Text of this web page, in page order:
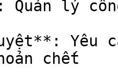
Quản lý
Yêu
chết